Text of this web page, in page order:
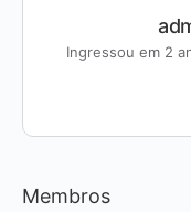
Ingressou em 2
Membros